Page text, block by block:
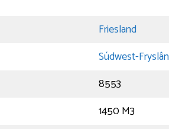
Friesland
Súdwest-Fryslân
8553
1450 M3